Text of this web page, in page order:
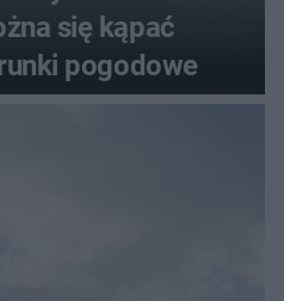
się kąpać
pogodowe